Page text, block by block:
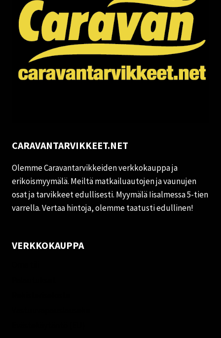
CARAVANTARVIKKEET.NET
Olemme Caravantarvikkeiden verkkokauppa ja
erikoismyymälä. Meiltä matkailuautojen ja vaunujen
osat ja tarvikkeet edullisesti. Myymälä Iisalmessa 5-tien
varrella. Vertaa hintoja, olemme taatusti edullinen!
VERKKOKAUPPA